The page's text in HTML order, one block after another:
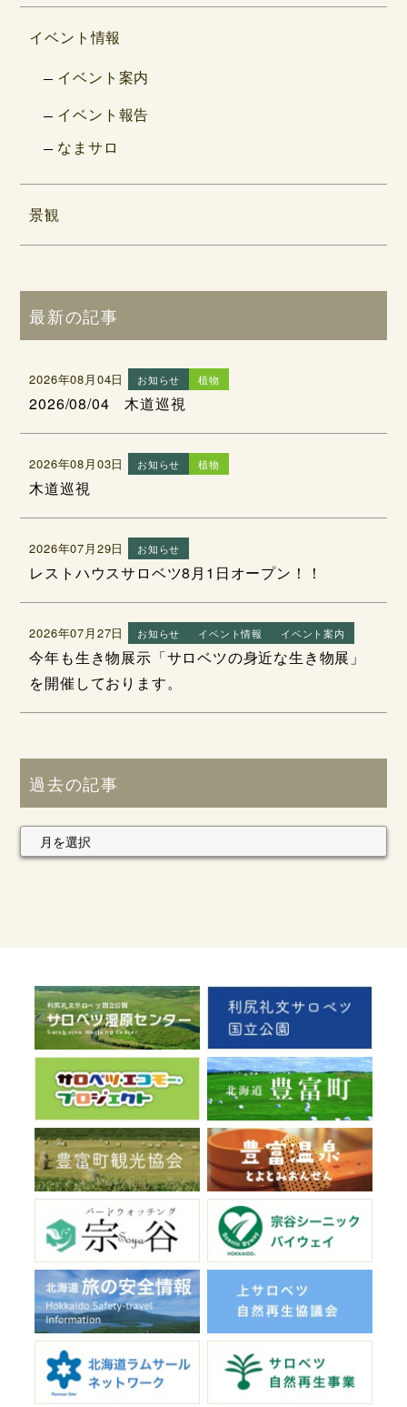
イベント情報
イベント案内
イベント報告
なまサロ
景観
最新の記事
2026年08月04日 お知らせ 植物
2026/08/04 木道巡視
2026年08月03日 お知らせ 植物
木道巡視
2026年07月29日 お知らせ
レストハウスサロベツ8月1日オープン！！
2026年07月27日 お知らせ イベント情報 イベント案内
今年も生き物展示「サロベツの身近な生き物展」
を開催しております。
過去の記事